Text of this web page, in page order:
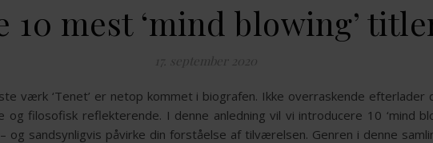
10 mest ‘mind blowing’
17. september 2020
værk ‘Tenet’ er netop kommet i biografen. Ikke overraskende
filosofisk reflekterende. I denne anledning vil vi introducere 10 ‘mind
og sandsynligvis påvirke din forståelse af tilværelsen. Genren i denne